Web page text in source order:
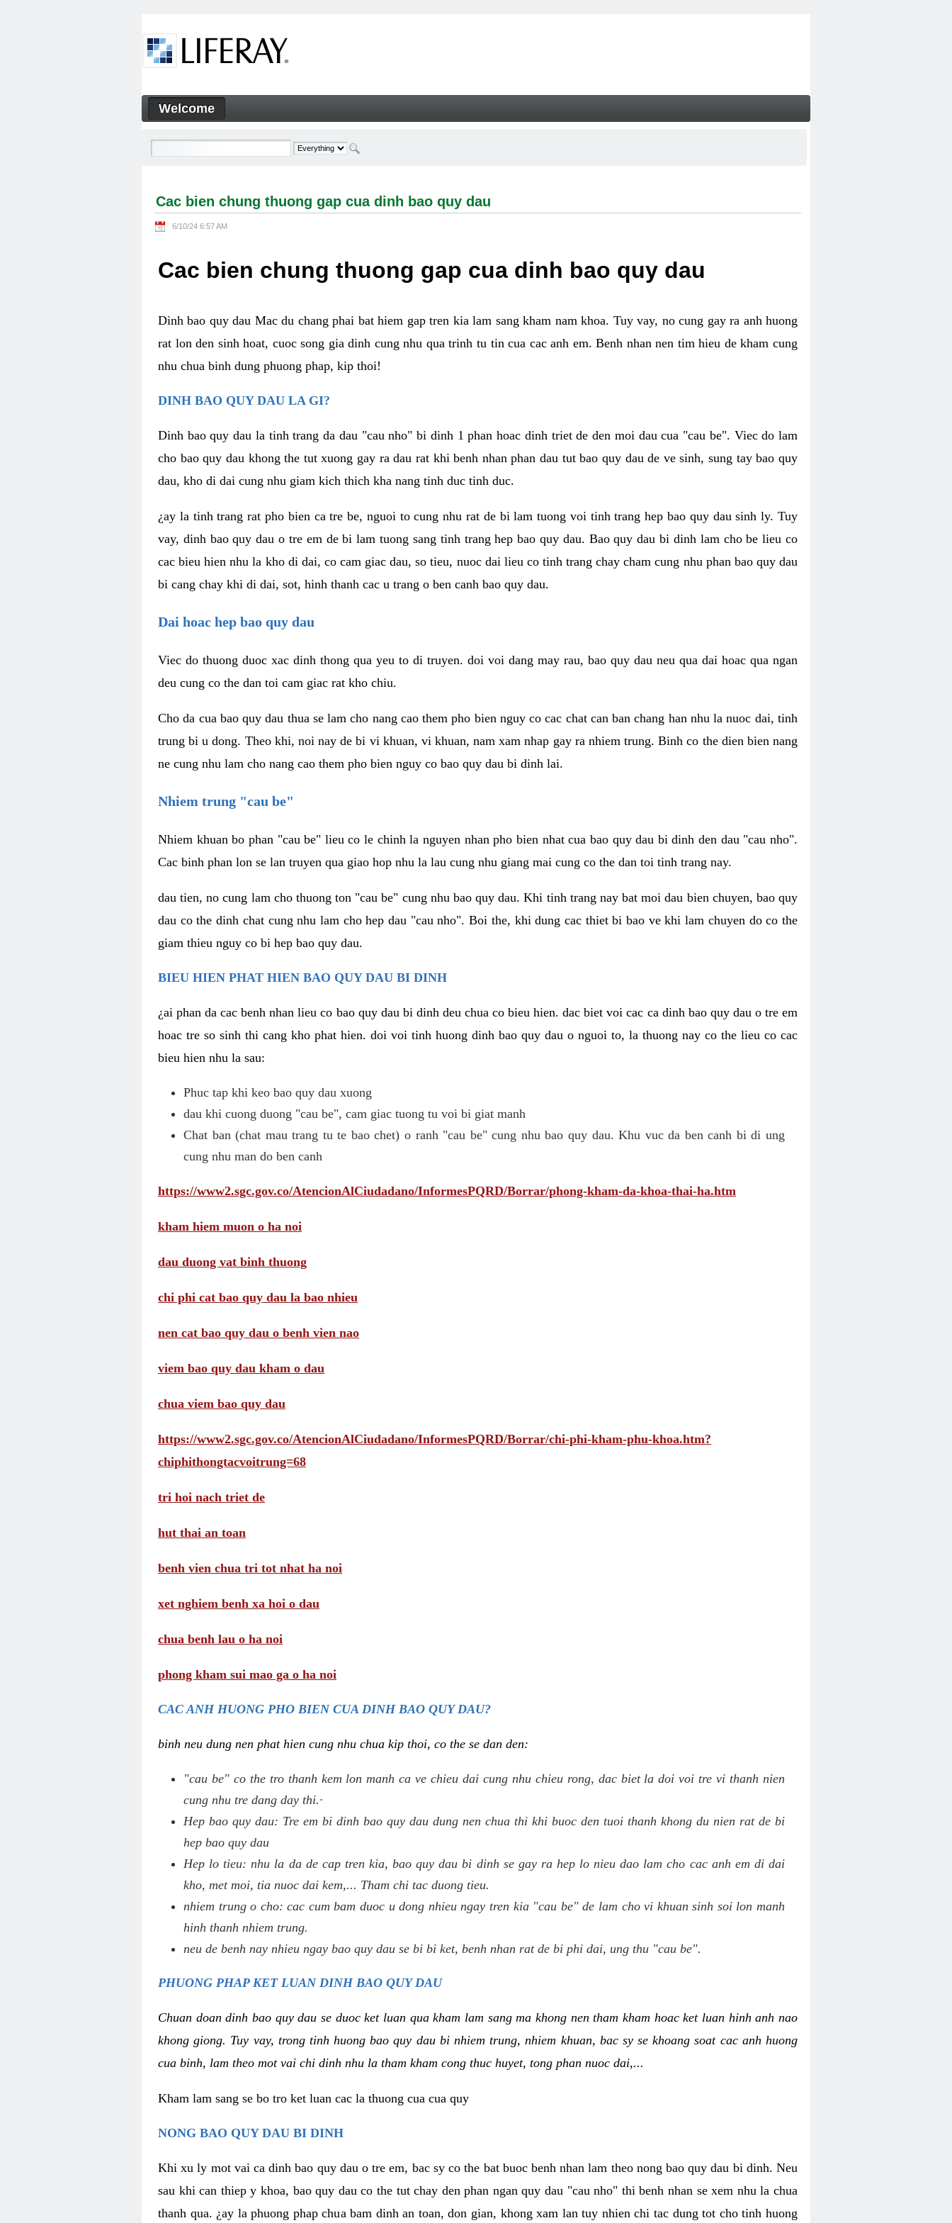
Cac bien chung thuong gap cua dinh bao quy dau - Welcome
Navigation
Welcome
Cac bien chung thuong gap cua dinh bao quy dau
6/10/24 6:57 AM
Cac bien chung thuong gap cua dinh bao quy dau
Dinh bao quy dau Mac du chang phai bat hiem gap tren kia lam sang kham nam khoa. Tuy vay, no cung gay ra anh huong
rat lon den sinh hoat, cuoc song gia dinh cung nhu qua trinh tu tin cua cac anh em. Benh nhan nen tim hieu de kham cung
nhu chua binh dung phuong phap, kip thoi!
DINH BAO QUY DAU LA GI?
Dinh bao quy dau la tinh trang da dau "cau nho" bi dinh 1 phan hoac dinh triet de den moi dau cua "cau be". Viec do lam
cho bao quy dau khong the tut xuong gay ra dau rat khi benh nhan phan dau tut bao quy dau de ve sinh, sung tay bao quy
dau, kho di dai cung nhu giam kich thich kha nang tinh duc tinh duc.
¿ay la tinh trang rat pho bien ca tre be, nguoi to cung nhu rat de bi lam tuong voi tinh trang hep bao quy dau sinh ly. Tuy
vay, dinh bao quy dau o tre em de bi lam tuong sang tinh trang hep bao quy dau. Bao quy dau bi dinh lam cho be lieu co
cac bieu hien nhu la kho di dai, co cam giac dau, so tieu, nuoc dai lieu co tinh trang chay cham cung nhu phan bao quy dau
bi cang chay khi di dai, sot, hinh thanh cac u trang o ben canh bao quy dau.
Dai hoac hep bao quy dau
Viec do thuong duoc xac dinh thong qua yeu to di truyen. doi voi dang may rau, bao quy dau neu qua dai hoac qua ngan
deu cung co the dan toi cam giac rat kho chiu.
Cho da cua bao quy dau thua se lam cho nang cao them pho bien nguy co cac chat can ban chang han nhu la nuoc dai, tinh
trung bi u dong. Theo khi, noi nay de bi vi khuan, vi khuan, nam xam nhap gay ra nhiem trung. Binh co the dien bien nang
ne cung nhu lam cho nang cao them pho bien nguy co bao quy dau bi dinh lai.
Nhiem trung "cau be"
Nhiem khuan bo phan "cau be" lieu co le chinh la nguyen nhan pho bien nhat cua bao quy dau bi dinh den dau "cau nho".
Cac binh phan lon se lan truyen qua giao hop nhu la lau cung nhu giang mai cung co the dan toi tinh trang nay.
dau tien, no cung lam cho thuong ton "cau be" cung nhu bao quy dau. Khi tinh trang nay bat moi dau bien chuyen, bao quy
dau co the dinh chat cung nhu lam cho hep dau "cau nho". Boi the, khi dung cac thiet bi bao ve khi lam chuyen do co the
giam thieu nguy co bi hep bao quy dau.
BIEU HIEN PHAT HIEN BAO QUY DAU BI DINH
¿ai phan da cac benh nhan lieu co bao quy dau bi dinh deu chua co bieu hien. dac biet voi cac ca dinh bao quy dau o tre em
hoac tre so sinh thi cang kho phat hien. doi voi tinh huong dinh bao quy dau o nguoi to, la thuong nay co the lieu co cac
bieu hien nhu la sau:
Phuc tap khi keo bao quy dau xuong
dau khi cuong duong "cau be", cam giac tuong tu voi bi giat manh
Chat ban (chat mau trang tu te bao chet) o ranh "cau be" cung nhu bao quy dau. Khu vuc da ben canh bi di ung
cung nhu man do ben canh
https://www2.sgc.gov.co/AtencionAlCiudadano/InformesPQRD/Borrar/phong-kham-da-khoa-thai-ha.htm
kham hiem muon o ha noi
dau duong vat binh thuong
chi phi cat bao quy dau la bao nhieu
nen cat bao quy dau o benh vien nao
viem bao quy dau kham o dau
chua viem bao quy dau
https://www2.sgc.gov.co/AtencionAlCiudadano/InformesPQRD/Borrar/chi-phi-kham-phu-khoa.htm?
chiphithongtacvoitrung=68
tri hoi nach triet de
hut thai an toan
benh vien chua tri tot nhat ha noi
xet nghiem benh xa hoi o dau
chua benh lau o ha noi
phong kham sui mao ga o ha noi
CAC ANH HUONG PHO BIEN CUA DINH BAO QUY DAU?
binh neu dung nen phat hien cung nhu chua kip thoi, co the se dan den:
"cau be" co the tro thanh kem lon manh ca ve chieu dai cung nhu chieu rong, dac biet la doi voi tre vi thanh nien
cung nhu tre dang day thi.·
Hep bao quy dau: Tre em bi dinh bao quy dau dung nen chua thi khi buoc den tuoi thanh khong du nien rat de bi
hep bao quy dau
Hep lo tieu: nhu la da de cap tren kia, bao quy dau bi dinh se gay ra hep lo nieu dao lam cho cac anh em di dai
kho, met moi, tia nuoc dai kem,... Tham chi tac duong tieu.
nhiem trung o cho: cac cum bam duoc u dong nhieu ngay tren kia "cau be" de lam cho vi khuan sinh soi lon manh
hinh thanh nhiem trung.
neu de benh nay nhieu ngay bao quy dau se bi bi ket, benh nhan rat de bi phi dai, ung thu "cau be".
PHUONG PHAP KET LUAN DINH BAO QUY DAU
Chuan doan dinh bao quy dau se duoc ket luan qua kham lam sang ma khong nen tham kham hoac ket luan hinh anh nao
khong giong. Tuy vay, trong tinh huong bao quy dau bi nhiem trung, nhiem khuan, bac sy se khoang soat cac anh huong
cua binh, lam theo mot vai chi dinh nhu la tham kham cong thuc huyet, tong phan nuoc dai,...
Kham lam sang se bo tro ket luan cac la thuong cua cua quy
NONG BAO QUY DAU BI DINH
Khi xu ly mot vai ca dinh bao quy dau o tre em, bac sy co the bat buoc benh nhan lam theo nong bao quy dau bi dinh. Neu
sau khi can thiep y khoa, bao quy dau co the tut chay den phan ngan quy dau "cau nho" thi benh nhan se xem nhu la chua
thanh qua. ¿ay la phuong phap chua bam dinh an toan, don gian, khong xam lan tuy nhien chi tac dung tot cho tinh huong